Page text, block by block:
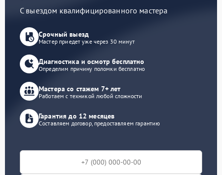
С выездом квалифицированного мастера
Срочный выезд
Мастер приедет уже через 30 минут
Диагностика и осмотр бесплатно
Определим причину поломки бесплатно
Мастера со стажем 7+ лет
Работаем с техникой любой сложности
Гарантия до 12 месяцев
Составляем договор, предоставляем гарантию